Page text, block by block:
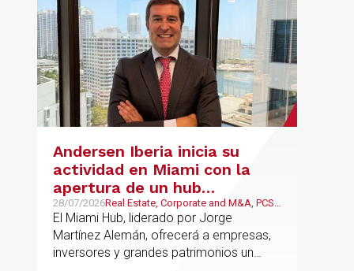
Andersen Iberia inicia su
actividad en Miami con la
apertura de un hub
estratégico para reforzar el
asesoramiento fiscal, legal y
patrimonial conectando
Europa y Latinoamérica
28/07/2026Real Estate, Corporate and M&A, PCS,
Wealth Management & Family
Business
El Miami Hub, liderado por Jorge
Martínez Alemán, ofrecerá a empresas,
inversores y grandes patrimonios un